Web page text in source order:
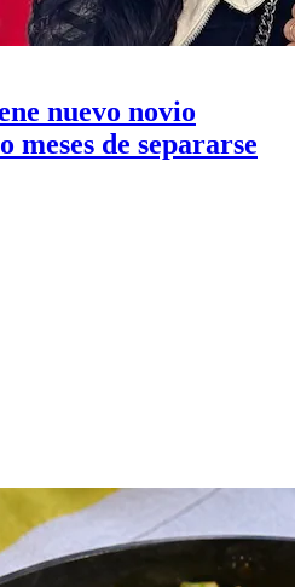
nuevo novio
de separarse